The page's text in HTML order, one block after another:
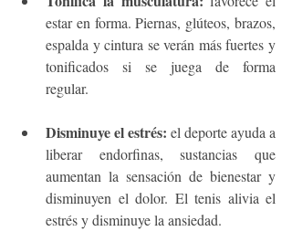
estar en forma. Piernas, glúteos, brazos,
espalda y cintura se verán más fuertes y
tonificados si se juega de forma
regular.
Disminuye el estrés: el deporte ayuda a
liberar endorfinas, sustancias que
aumentan la sensación de bienestar y
disminuyen el dolor. El tenis alivia el
estrés y disminuye la ansiedad.